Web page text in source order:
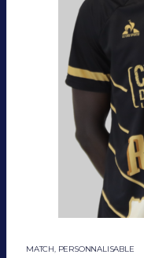
MATCH, PERSONNALISABLE